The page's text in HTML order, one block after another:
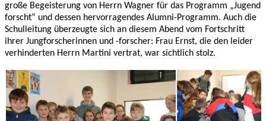
große Begeisterung von Herrn Wagner für das Programm „Jugend
forscht“ und dessen hervorragendes Alumni-Programm. Auch die
Schulleitung überzeugte sich an diesem Abend vom Fortschritt
ihrer Jungforscherinnen und -forscher: Frau Ernst, die den leider
verhinderten Herrn Martini vertrat, war sichtlich stolz.